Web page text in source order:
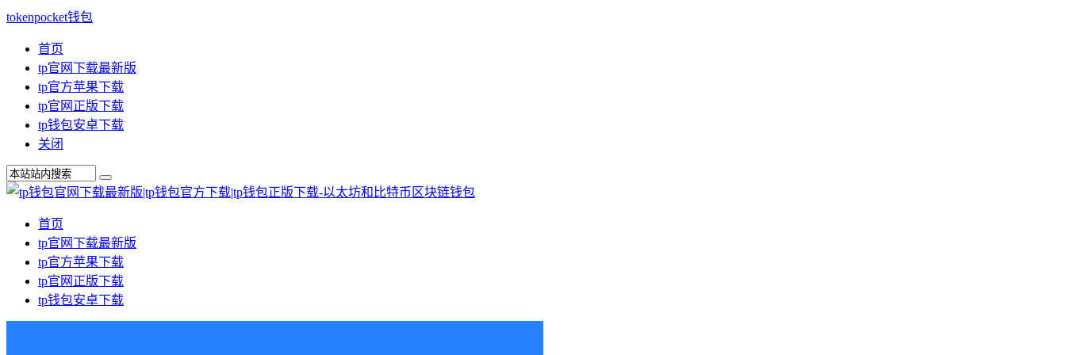
tokenpocket钱包
首页
tp官网下载最新版
tp官方苹果下载
tp官网正版下载
tp钱包安卓下载
关闭
首页
tp官网下载最新版
tp官方苹果下载
tp官网正版下载
tp钱包安卓下载